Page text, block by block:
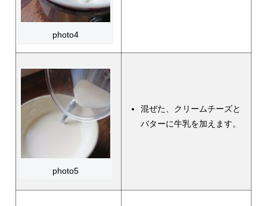
photo4
photo5
混ぜた、クリームチーズと
バターに牛乳を加えます。